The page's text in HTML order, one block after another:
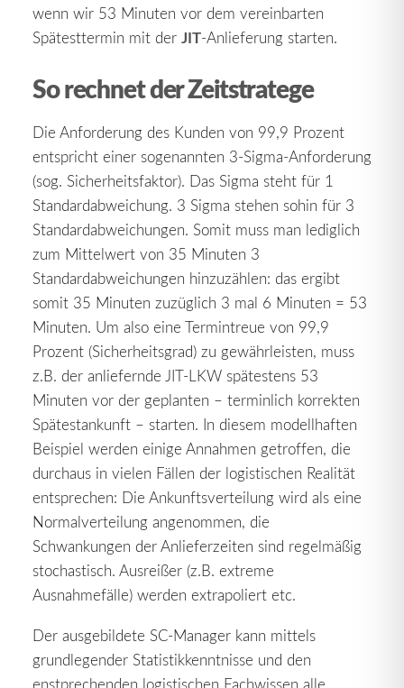
wenn wir 53 Minuten vor dem vereinbarten
Spätesttermin mit der JIT-Anlieferung starten.
So rechnet der Zeitstratege
Die Anforderung des Kunden von 99,9 Prozent
entspricht einer sogenannten 3-Sigma-Anforderung
(sog. Sicherheitsfaktor). Das Sigma steht für 1
Standardabweichung. 3 Sigma stehen sohin für 3
Standardabweichungen. Somit muss man lediglich
zum Mittelwert von 35 Minuten 3
Standardabweichungen hinzuzählen: das ergibt
somit 35 Minuten zuzüglich 3 mal 6 Minuten = 53
Minuten. Um also eine Termintreue von 99,9
Prozent (Sicherheitsgrad) zu gewährleisten, muss
z.B. der anliefernde JIT-LKW spätestens 53
Minuten vor der geplanten – terminlich korrekten
Spätestankunft – starten. In diesem modellhaften
Beispiel werden einige Annahmen getroffen, die
durchaus in vielen Fällen der logistischen Realität
entsprechen: Die Ankunftsverteilung wird als eine
Normalverteilung angenommen, die
Schwankungen der Anlieferzeiten sind regelmäßig
stochastisch. Ausreißer (z.B. extreme
Ausnahmefälle) werden extrapoliert etc.
Der ausgebildete SC-Manager kann mittels
grundlegender Statistikkenntnisse und den